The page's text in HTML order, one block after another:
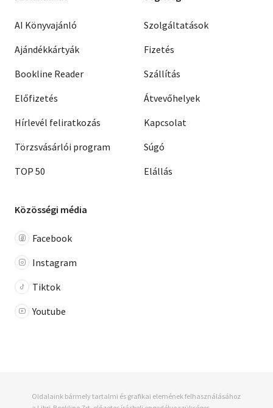
AI Könyvajánló
Ajándékkártyák
Bookline Reader
Előfizetés
Hírlevél feliratkozás
Törzsvásárlói program
TOP 50
Szolgáltatások
Fizetés
Szállítás
Átvevőhelyek
Kapcsolat
Súgó
Elállás
Közösségi média
Facebook
Instagram
Tiktok
Youtube
Oldalaink bármely tartalmi és grafikai elemének felhasználásához